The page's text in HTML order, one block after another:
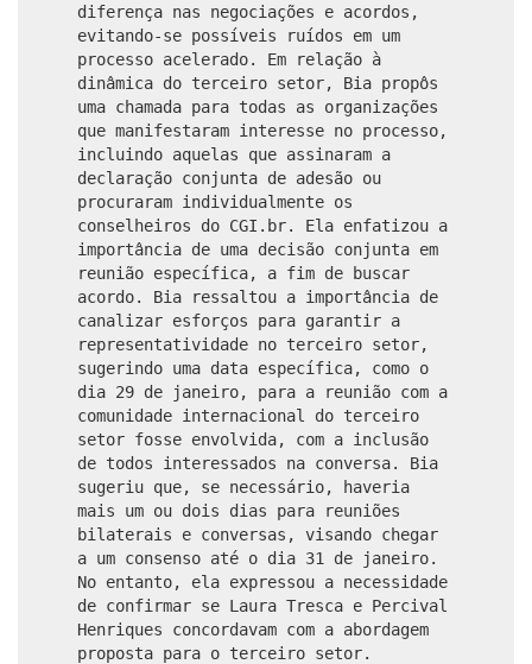
diferença nas negociações e acordos,
evitando-se possíveis ruídos em um
processo acelerado. Em relação à
dinâmica do terceiro setor, Bia propôs
uma chamada para todas as organizações
que manifestaram interesse no processo,
incluindo aquelas que assinaram a
declaração conjunta de adesão ou
procuraram individualmente os
conselheiros do CGI.br. Ela enfatizou a
importância de uma decisão conjunta em
reunião específica, a fim de buscar
acordo. Bia ressaltou a importância de
canalizar esforços para garantir a
representatividade no terceiro setor,
sugerindo uma data específica, como o
dia 29 de janeiro, para a reunião com a
comunidade internacional do terceiro
setor fosse envolvida, com a inclusão
de todos interessados na conversa. Bia
sugeriu que, se necessário, haveria
mais um ou dois dias para reuniões
bilaterais e conversas, visando chegar
a um consenso até o dia 31 de janeiro.
No entanto, ela expressou a necessidade
de confirmar se Laura Tresca e Percival
Henriques concordavam com a abordagem
proposta para o terceiro setor.